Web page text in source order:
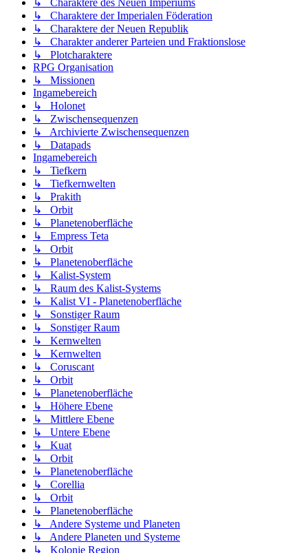
↳ Charaktere der Imperialen Föderation
↳ Charaktere der Neuen Republik
↳ Charakter anderer Parteien und Fraktionslose
↳ Plotcharaktere
RPG Organisation
↳ Missionen
Ingamebereich
↳ Holonet
↳ Zwischensequenzen
↳ Archivierte Zwischensequenzen
↳ Datapads
Ingamebereich
↳ Tiefkern
↳ Tiefkernwelten
↳ Prakith
↳ Orbit
↳ Planetenoberfläche
↳ Empress Teta
↳ Orbit
↳ Planetenoberfläche
↳ Kalist-System
↳ Raum des Kalist-Systems
↳ Kalist VI - Planetenoberfläche
↳ Sonstiger Raum
↳ Sonstiger Raum
↳ Kernwelten
↳ Kernwelten
↳ Coruscant
↳ Orbit
↳ Planetenoberfläche
↳ Höhere Ebene
↳ Mittlere Ebene
↳ Untere Ebene
↳ Kuat
↳ Orbit
↳ Planetenoberfläche
↳ Corellia
↳ Orbit
↳ Planetenoberfläche
↳ Andere Systeme und Planeten
↳ Andere Planeten und Systeme
↳ Kolonie Region